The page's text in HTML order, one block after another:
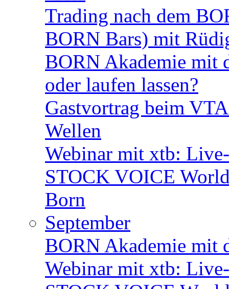
Trading nach dem
BORN Bars) mit
BORN Akademie mit
oder laufen lassen?
Gastvortrag beim
Wellen
Webinar mit xtb:
STOCK VOICE
Born
September
BORN Akademie mit
Webinar mit xtb: